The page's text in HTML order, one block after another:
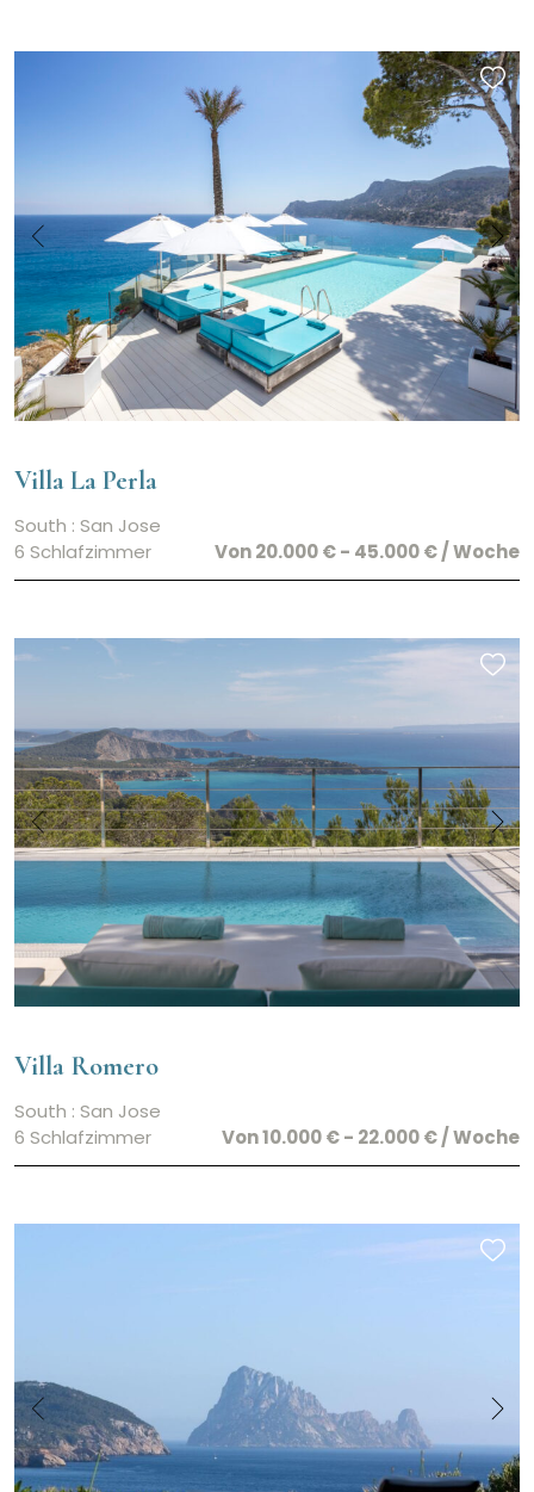
Villa La Perla
South : San Jose
6 Schlafzimmer
Von 20.000 € - 45.000 € / Woche
Villa Romero
South : San Jose
6 Schlafzimmer
Von 10.000 € - 22.000 € / Woche